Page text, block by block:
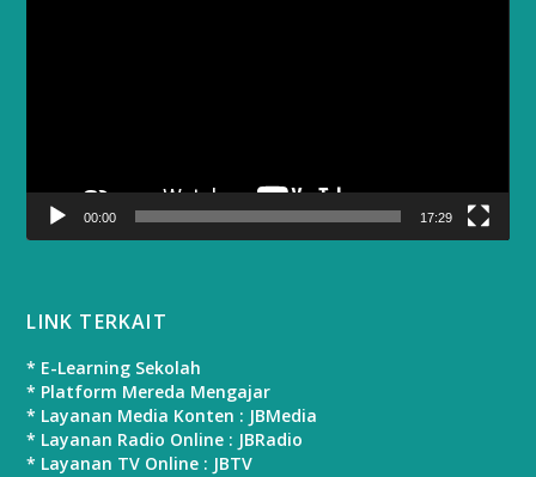
00:00 17:29
LINK TERKAIT
* E-Learning Sekolah
* Platform Mereda Mengajar
* Layanan Media Konten : JBMedia
* Layanan Radio Online : JBRadio
* Layanan TV Online : JBTV